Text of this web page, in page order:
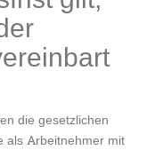
die gesetzlichen
als Arbeitnehmer mit